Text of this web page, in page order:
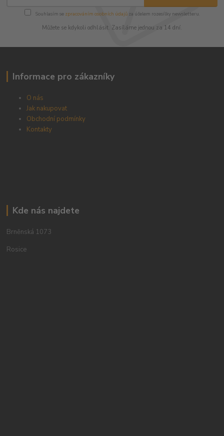
Souhlasím se zpracováním osobních údajůza účelem rozesílky newsletteru.
Můžete se kdykoli odhlásit. Zasíláme jednou za 14 dní.
Informace pro zákazníky
O nás
Jak nakupovat
Obchodní podmínky
Kontakty
Kde nás najdete
Brněnská 1073
Rosice